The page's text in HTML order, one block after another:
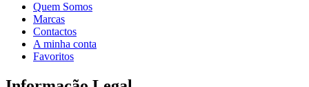
Quem Somos
Marcas
Contactos
A minha conta
Favoritos